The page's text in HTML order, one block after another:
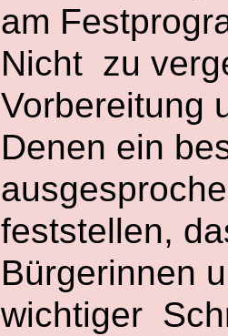
am
Nicht zu
Vorbereitung
Denen ein
feststellen,
Bürgerinnen
wichtiger